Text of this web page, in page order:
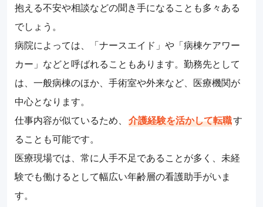
抱える不安や相談などの聞き手になることも多々ある
でしょう。
病院によっては、「ナースエイド」や「病棟ケアワー
カー」などと呼ばれることもあります。勤務先として
は、一般病棟のほか、手術室や外来など、医療機関が
中心となります。
仕事内容が似ているため、 介護経験を活かして転職す
ることも可能です。
医療現場では、常に人手不足であることが多く、未経
験でも働けるとして幅広い年齢層の看護助手がいま
す。